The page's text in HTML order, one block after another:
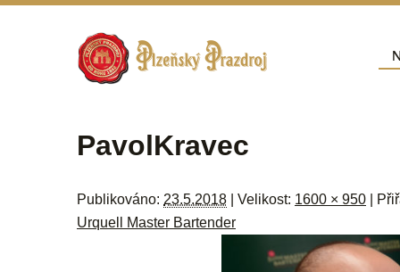
Navigace pro obrázky
PavolKravec
Publikováno: 23.5.2018 | Velikost: 1600 × 950 |
Urquell Master Bartender